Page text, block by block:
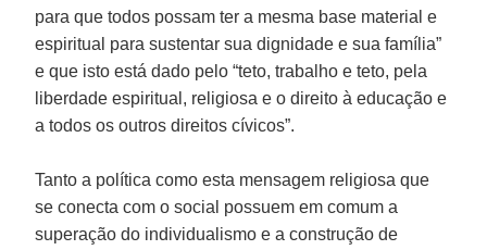
para que todos possam ter a mesma base material e
espiritual para sustentar sua dignidade e sua família”
e que isto está dado pelo “teto, trabalho e teto, pela
liberdade espiritual, religiosa e o direito à educação e
a todos os outros direitos cívicos”.
Tanto a política como esta mensagem religiosa que
se conecta com o social possuem em comum a
superação do individualismo e a construção de